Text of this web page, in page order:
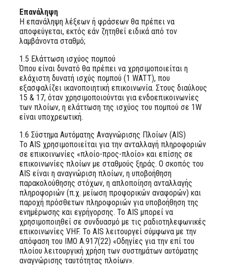
Επανάληψη
Η επανάληψη λέξεων ή φράσεων θα πρέπει να
αποφεύγεται, εκτός εάν ζητηθεί ειδικά από τον
λαμβάνοντα σταθμό;
1.5 Ελάττωση ισχύος πομπού
Όπου είναι δυνατό θα πρέπει να χρησιμοποιείται η
ελάχιστη δυνατή ισχύς πομπού (1 WATT), που
εξασφαλίζει ικανοποιητική επικοινωνία. Στους διαύλους
15 & 17, όταν χρησιμοποιούνται για ενδοεπικοινωνίες
των πλοίων, η ελάττωση της ισχύος του πομπού σε 1W
είναι υποχρεωτική.
1.6 Σύστημα Αυτόματης Αναγνώρισης Πλοίων (AIS)
Το AIS χρησιμοποιείται για την ανταλλαγή πληροφοριών
σε επικοινωνίες «πλοίο-προς-πλοίο» και επίσης σε
επικοινωνίες πλοίων με σταθμούς ξηράς. Ο σκοπός του
AIS είναι η αναγνώριση πλοίων, η υποβοήθηση
παρακολούθησης στόχων, η απλοποίηση ανταλλαγής
πληροφοριών (π.χ. μείωση προφορικών αναφορών) και
παροχή πρόσθετων πληροφοριών για υποβοήθηση της
ενημέρωσης και εγρήγορσης. Το AIS μπορεί να
χρησιμοποιηθεί σε συνδυασμό με τις ραδιοτηλεφωνικές
επικοινωνίες VHF. Το AIS λειτουργεί σύμφωνα με την
απόφαση του ΙΜΟ Α.917(22) «Οδηγίες για την επί του
πλοίου λειτουργική χρήση των συστημάτων αυτόματης
αναγνώρισης ταυτότητας πλοίων».